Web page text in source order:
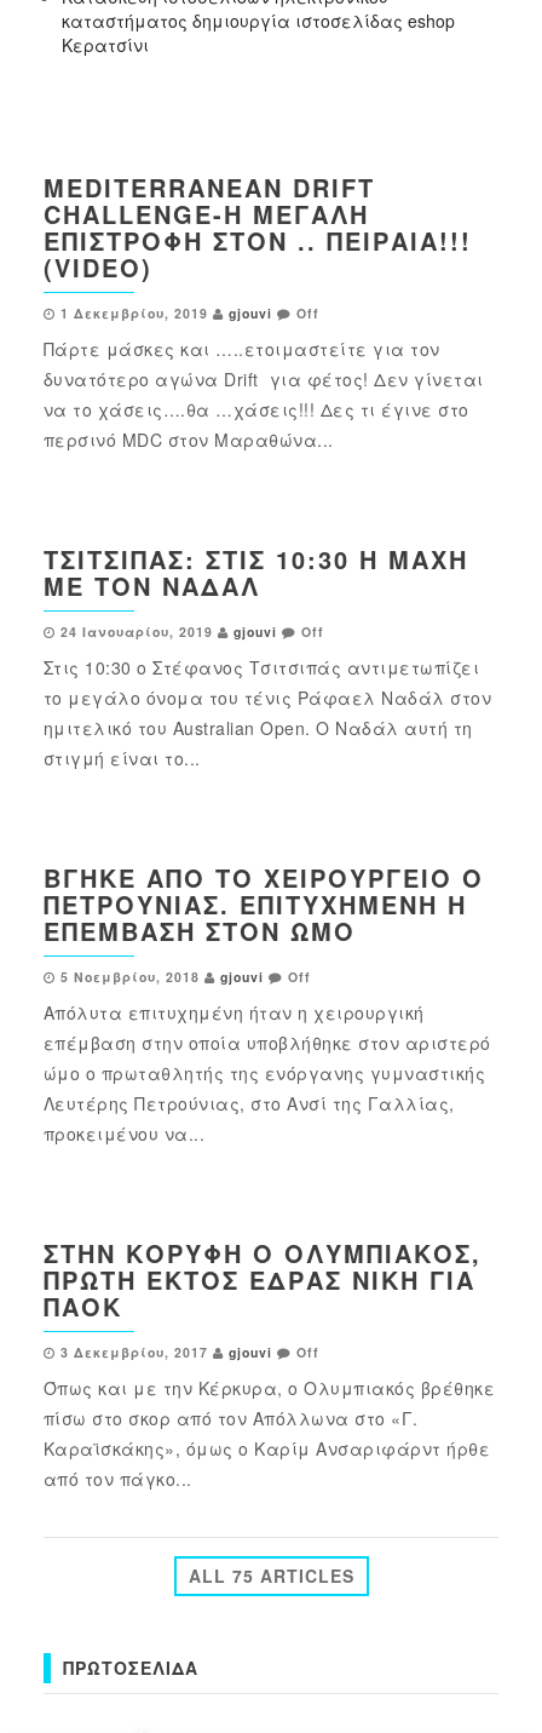
καταστήματος δημιουργία ιστοσελίδας eshop
Κερατσίνι
MEDITERRANEAN DRIFT
CHALLENGE-Η ΜΕΓΆΛΗ
ΕΠΙΣΤΡΟΦΉ ΣΤΟΝ .. ΠΕΙΡΑΙΆ!!!
(VIDEO)
1 Δεκεμβρίου, 2019 gjouvi Off
Πάρτε μάσκες και …..ετοιμαστείτε για τον
δυνατότερο αγώνα Drift για φέτος! Δεν γίνεται
να το χάσεις….θα …χάσεις!!! Δες τι έγινε στο
περσινό MDC στον Μαραθώνα...
ΤΣΙΤΣΙΠΆΣ: ΣΤΙΣ 10:30 Η ΜΆΧΗ
ΜΕ ΤΟΝ ΝΑΔΆΛ
24 Ιανουαρίου, 2019 gjouvi Off
Στις 10:30 ο Στέφανος Τσιτσιπάς αντιμετωπίζει
το μεγάλο όνομα του τένις Ράφαελ Ναδάλ στον
ημιτελικό του Australian Open. Ο Ναδάλ αυτή τη
στιγμή είναι το...
ΒΓΉΚΕ ΑΠΌ ΤΟ ΧΕΙΡΟΥΡΓΕΊΟ Ο
ΠΕΤΡΟΎΝΙΑΣ. ΕΠΙΤΥΧΗΜΈΝΗ Η
ΕΠΈΜΒΑΣΗ ΣΤΟΝ ΏΜΟ
5 Νοεμβρίου, 2018 gjouvi Off
Απόλυτα επιτυχημένη ήταν η χειρουργική
επέμβαση στην οποία υποβλήθηκε στον αριστερό
ώμο ο πρωταθλητής της ενόργανης γυμναστικής
Λευτέρης Πετρούνιας, στο Ανσί της Γαλλίας,
προκειμένου να...
ΣΤΗΝ ΚΟΡΥΦΉ Ο ΟΛΥΜΠΙΑΚΌΣ,
ΠΡΏΤΗ ΕΚΤΌΣ ΈΔΡΑΣ ΝΊΚΗ ΓΙΑ
ΠΑΟΚ
3 Δεκεμβρίου, 2017 gjouvi Off
Όπως και με την Κέρκυρα, ο Ολυμπιακός βρέθηκε
πίσω στο σκορ από τον Απόλλωνα στο «Γ.
Καραϊσκάκης», όμως ο Καρίμ Ανσαριφάρντ ήρθε
από τον πάγκο...
ALL 75 ARTICLES
ΠΡΩΤΟΣΈΛΙΔΑ